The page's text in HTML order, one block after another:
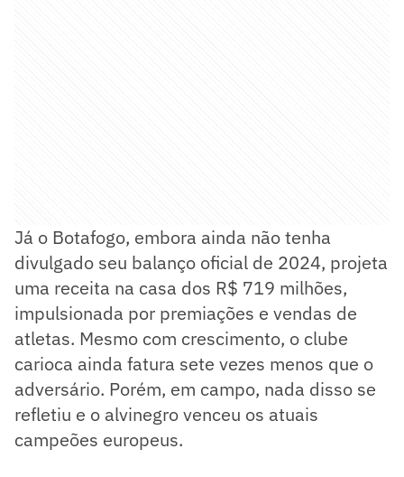
Já o Botafogo, embora ainda não tenha
divulgado seu balanço oficial de 2024, projeta
uma receita na casa dos R$ 719 milhões,
impulsionada por premiações e vendas de
atletas. Mesmo com crescimento, o clube
carioca ainda fatura sete vezes menos que o
adversário. Porém, em campo, nada disso se
refletiu e o alvinegro venceu os atuais
campeões europeus.